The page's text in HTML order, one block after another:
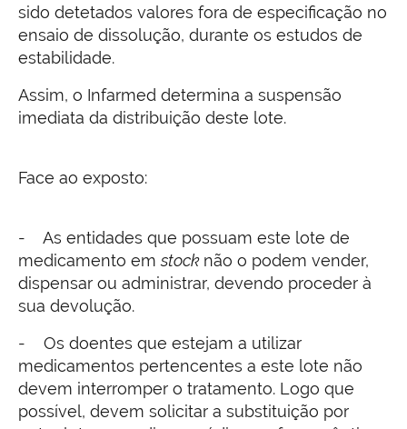
sido detetados valores fora de especificação no
ensaio de dissolução, durante os estudos de
estabilidade.
Assim, o Infarmed determina a suspensão
imediata da distribuição deste lote.
Face ao exposto:
- As entidades que possuam este lote de
medicamento emstock não o podem vender,
dispensar ou administrar, devendo proceder à
sua devolução.
- Os doentes que estejam a utilizar
medicamentos pertencentes a este lote não
devem interromper o tratamento. Logo que
possível, devem solicitar a substituição por